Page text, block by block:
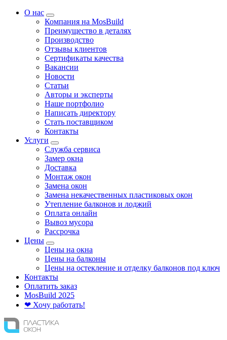
О нас
Компания на MosBuild
Преимущество в деталях
Производство
Отзывы клиентов
Сертификаты качества
Вакансии
Новости
Статьи
Авторы и эксперты
Нашe портфолио
Написать директору
Стать поставщиком
Контакты
Услуги
Служба сервиса
Замер окна
Доставка
Монтаж окон
Замена окон
Замена некачественных пластиковых окон
Утепление балконов и лоджий
Оплата онлайн
Вывоз мусора
Рассрочка
Цены
Цены на окна
Цены на балконы
Цены на остекление и отделку балконов под ключ
Контакты
Оплатить заказ
MosBuild 2025
❤ Хочу работать!